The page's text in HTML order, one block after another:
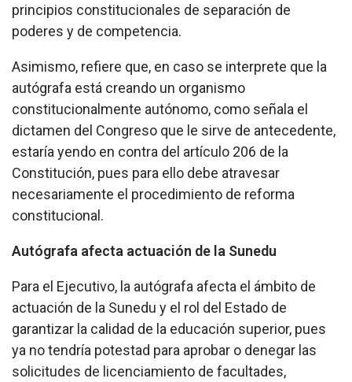
principios constitucionales de separación de
poderes y de competencia.
Asimismo, refiere que, en caso se interprete que la
autógrafa está creando un organismo
constitucionalmente autónomo, como señala el
dictamen del Congreso que le sirve de antecedente,
estaría yendo en contra del artículo 206 de la
Constitución, pues para ello debe atravesar
necesariamente el procedimiento de reforma
constitucional.
Autógrafa afecta actuación de la Sunedu
Para el Ejecutivo, la autógrafa afecta el ámbito de
actuación de la Sunedu y el rol del Estado de
garantizar la calidad de la educación superior, pues
ya no tendría potestad para aprobar o denegar las
solicitudes de licenciamiento de facultades,